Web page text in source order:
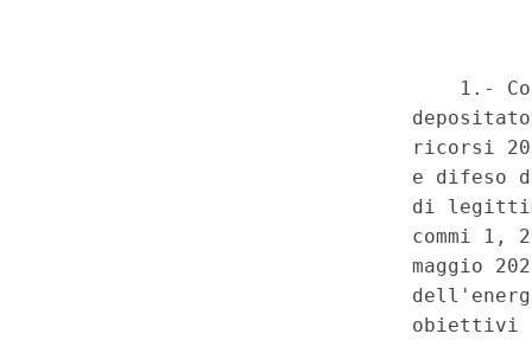
alimentazione, mediante
e sostanze definiti dalla
provinciale e con l'utilizzo
prodotti dall'azienda che
70 per cento del materiale
Ricorso del Governo -